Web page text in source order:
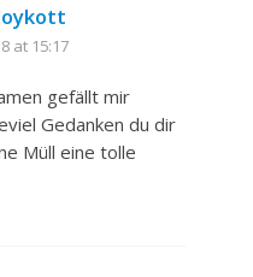
at 15:17
gefällt mir
Gedanken du dir
Müll eine tolle